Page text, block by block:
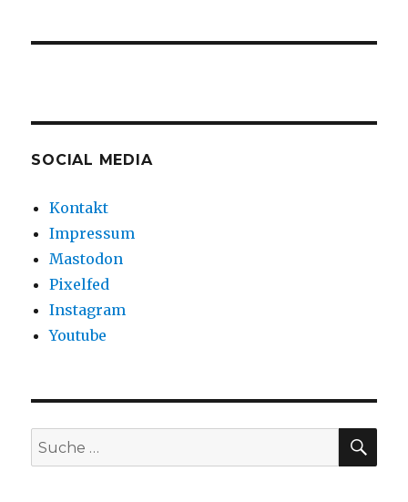
SOCIAL MEDIA
Kontakt
Impressum
Mastodon
Pixelfed
Instagram
Youtube
Suche
nach: